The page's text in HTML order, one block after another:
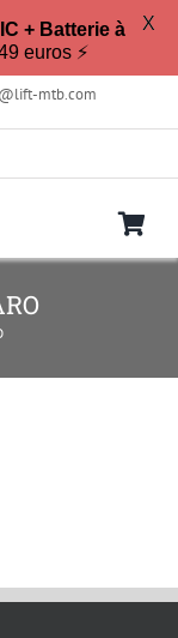
mtb.com
+ Batterie à
euros ⚡
X